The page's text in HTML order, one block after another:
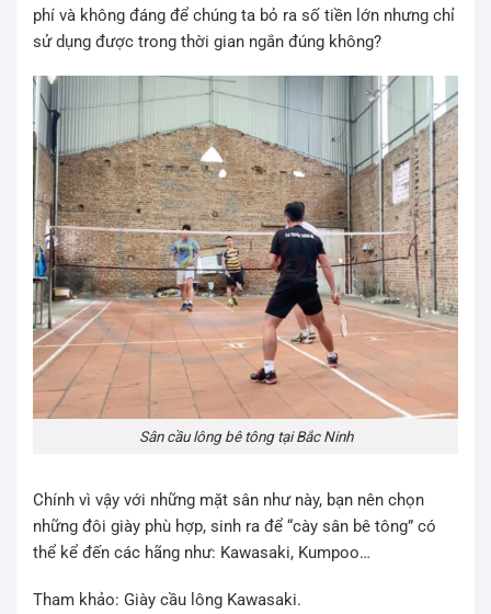
phí và không đáng để chúng ta bỏ ra số tiền lớn nhưng chỉ
sử dụng được trong thời gian ngắn đúng không?
Sân cầu lông bê tông tại Bắc Ninh
Chính vì vậy với những mặt sân như này, bạn nên chọn
những đôi giày phù hợp, sinh ra để “cày sân bê tông” có
thể kể đến các hãng như: Kawasaki, Kumpoo…
Tham khảo: Giày cầu lông Kawasaki.